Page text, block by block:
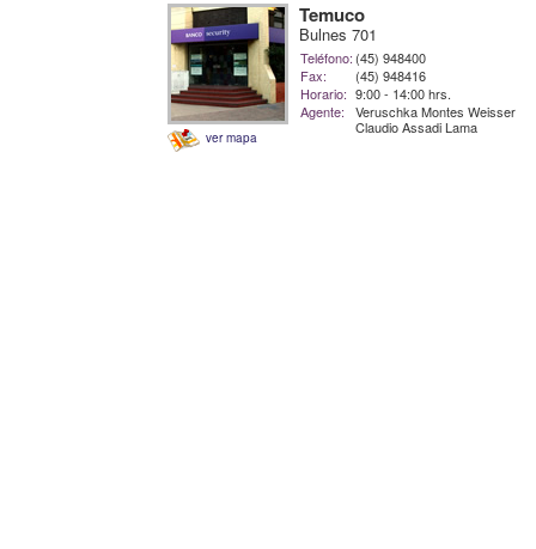
ver mapa
Temuco
Bulnes 701
Teléfono: (45) 948400
Fax:
(45) 948416
Horario: 9:00 - 14:00 hrs.
Agente:
Veruschka Montes Weisser
Claudio Assadi Lama